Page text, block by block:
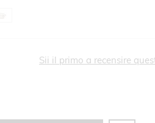
Sii il primo a recensire